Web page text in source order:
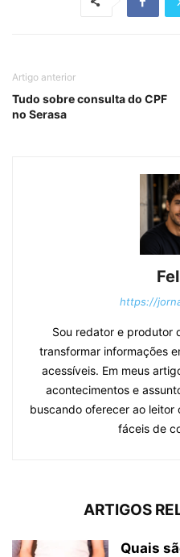
Artigo anterior
Tudo sobre consulta do CPF
no Serasa
https://
Sou redator e produtor
transformar informações
acessíveis. Em meus
acontecimentos e
buscando oferecer ao leitor
fáceis de
ARTIGOS
Quais